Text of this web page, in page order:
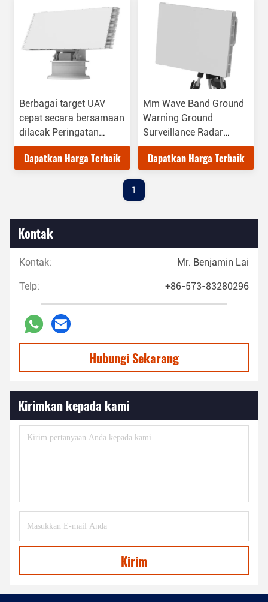
Berbagai target UAV
cepat secara bersamaan
dilacak Peringatan
ketinggian rendah Radar
jangkauan deteksi luas
Dapatkan Harga Terbaik
Mm Wave Band Ground
Warning Ground
Surveillance Radar
Dengan Sistem MIMO
Dapatkan Harga Terbaik
1
Kontak
Kontak: Mr. Benjamin Lai
Telp: +86-573-83280296
Hubungi Sekarang
Kirimkan kepada kami
Kirim